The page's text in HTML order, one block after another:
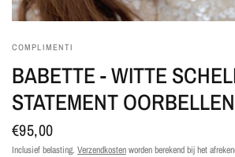
COMPLIMENTI
BABETTE - WITTE
STATEMENT OORBELLEN
€95,00
Inclusief belasting. Verzendkostenworden berekend bij het